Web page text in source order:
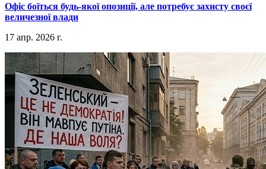
​Офіс боїться будь-якої опозиції, але потребує захисту своєї
величезної влади
17 апр. 2026 г.